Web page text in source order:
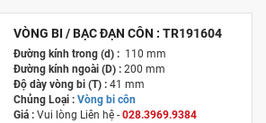
VÒNG BI / BẠC ĐẠN CÔN : TR191604
Đường kính trong (d) :110 mm
Đường kính ngoài (D) :200 mm
Độ dày vòng bi (T) :41 mm
Chủng Loại : Vòng bi côn
Giá :Vui lòng Liên hệ - 028.3969.9384